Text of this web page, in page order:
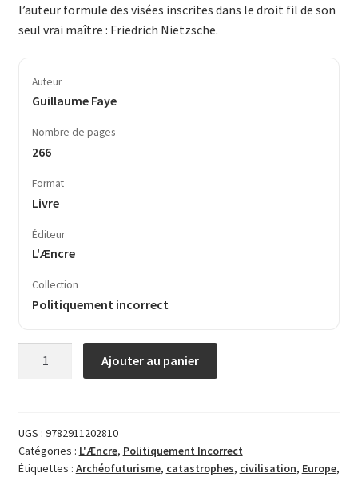
l’auteur formule des visées inscrites dans le droit fil de son
seul vrai maître : Friedrich Nietzsche.
Auteur
Guillaume Faye
Nombre de pages
266
Format
Livre
Éditeur
L'Æncre
Collection
Politiquement incorrect
Ajouter au panier
UGS : 9782911202810
Catégories : L'Æncre, Politiquement Incorrect
Étiquettes : Archéofuturisme, catastrophes, civilisation, Europe,